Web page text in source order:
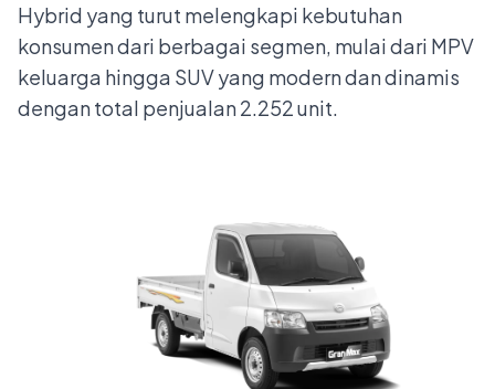
Hybrid yang turut melengkapi kebutuhan
konsumen dari berbagai segmen, mulai dari MPV
keluarga hingga SUV yang modern dan dinamis
dengan total penjualan 2.252 unit.